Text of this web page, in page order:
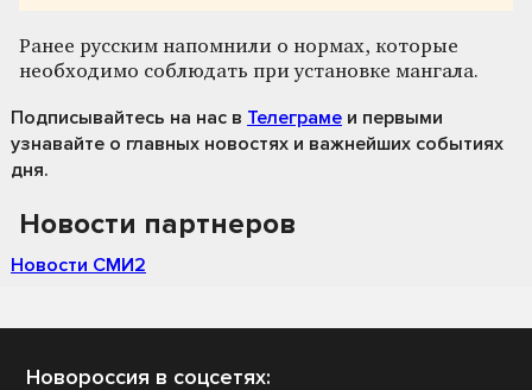
Ранее русским напомнили о нормах, которые
необходимо соблюдать при установке мангала.
Подписывайтесь на нас в Телеграме и первыми
узнавайте о главных новостях и важнейших событиях
дня.
Новости партнеров
Новости СМИ2
Новороссия в соцсетях: